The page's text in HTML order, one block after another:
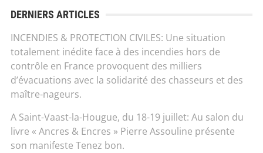
DERNIERS ARTICLES
INCENDIES & PROTECTION CIVILES: Une situation
totalement inédite face à des incendies hors de
contrôle en France provoquent des milliers
d’évacuations avec la solidarité des chasseurs et des
maître-nageurs.
A Saint-Vaast-la-Hougue, du 18-19 juillet: Au salon du
livre « Ancres & Encres » Pierre Assouline présente
son manifeste Tenez bon.